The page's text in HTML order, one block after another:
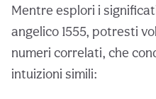
Mentre esplori i
angelico 1555, potresti
numeri correlati, che
intuizioni simili: